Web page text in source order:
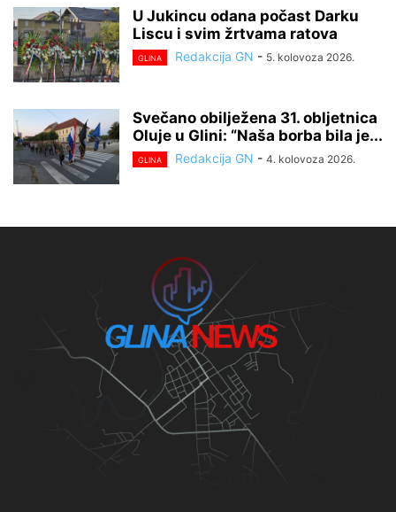
U Jukincu odana počast Darku
Liscu i svim žrtvama ratova
GLINA Redakcija GN - 5. kolovoza 2026.
Svečano obilježena 31. obljetnica
Oluje u Glini: “Naša borba bila je...
GLINA Redakcija GN - 4. kolovoza 2026.